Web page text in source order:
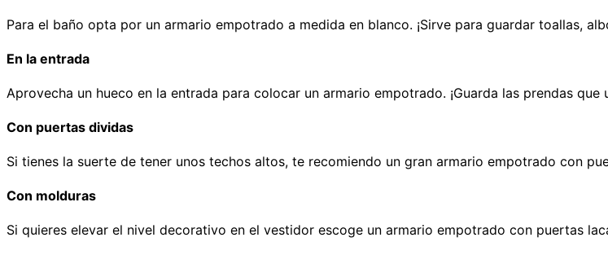
Para el baño opta por un armario empotrado a medida en blanco. ¡Sirve para guardar toallas,
En la entrada
Aprovecha un hueco en la entrada para colocar un armario empotrado. ¡Guarda las prendas que
Con puertas dividas
Si tienes la suerte de tener unos techos altos, te recomiendo un gran armario empotrado con
Con molduras
Si quieres elevar el nivel decorativo en el vestidor escoge un armario empotrado con puertas